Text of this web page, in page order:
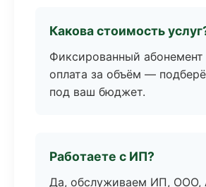
Какова стоимость
Фиксированный абонемент
оплата за объём —
под ваш бюджет.
Работаете с ИП?
Да, обслуживаем ИП, ООО,